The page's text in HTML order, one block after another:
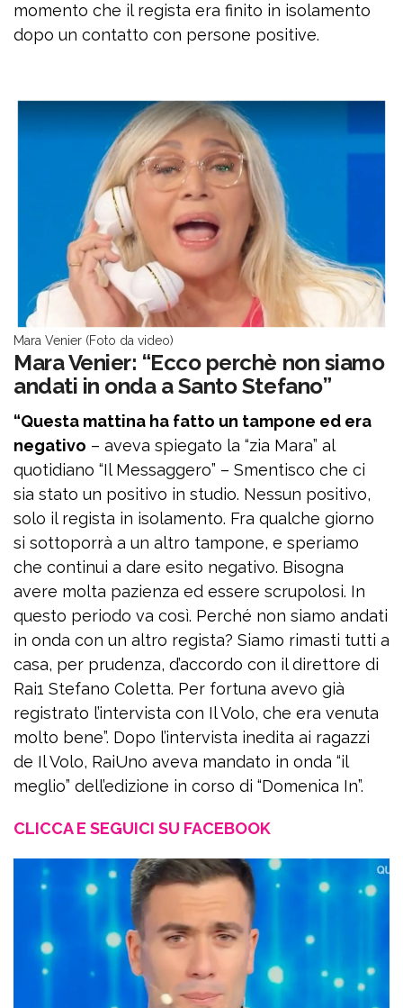
momento che il regista era finito in isolamento
dopo un contatto con persone positive.
Mara Venier (Foto da video)
Mara Venier: “Ecco perchè non siamo
andati in onda a Santo Stefano”
“Questa mattina ha fatto un tampone ed era
negativo – aveva spiegato la “zia Mara” al
quotidiano “Il Messaggero” – Smentisco che ci
sia stato un positivo in studio. Nessun positivo,
solo il regista in isolamento. Fra qualche giorno
si sottoporrà a un altro tampone, e speriamo
che continui a dare esito negativo. Bisogna
avere molta pazienza ed essere scrupolosi. In
questo periodo va così. Perché non siamo andati
in onda con un altro regista? Siamo rimasti tutti a
casa, per prudenza, d’accordo con il direttore di
Rai1 Stefano Coletta. Per fortuna avevo già
registrato l’intervista con Il Volo, che era venuta
molto bene”. Dopo l’intervista inedita ai ragazzi
de Il Volo, RaiUno aveva mandato in onda “il
meglio” dell’edizione in corso di “Domenica In”.
CLICCA E SEGUICI SU FACEBOOK